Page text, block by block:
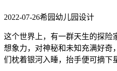
2022-07-26希园幼儿园设计
这个世界上，有一群天生的探险
想象力，对神秘和未知充满好奇
们枕着银河入睡，抬手便可摘下